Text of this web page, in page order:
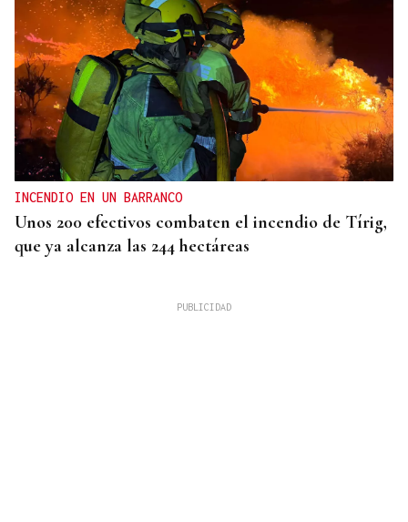
INCENDIO EN UN BARRANCO
Unos 200 efectivos combaten el incendio de Tírig,
que ya alcanza las 244 hectáreas